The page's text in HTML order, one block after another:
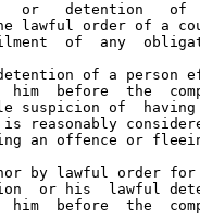
or   detention   of
lawful order of a
of  any
of a person
him  before  the
suspicion of
reasonably
an offence or
by lawful order
or his  lawful
him  before  the